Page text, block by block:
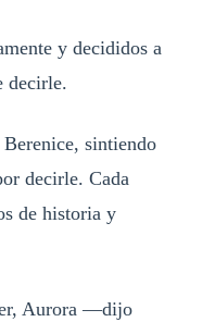
y decididos a
decirle.
sintiendo
decirle. Cada
de historia y
Aurora —dijo